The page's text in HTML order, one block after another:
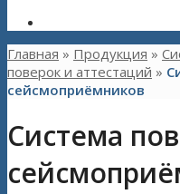
Главная » Продукция »
поверок и аттестаций »
сейсмоприёмников
Система